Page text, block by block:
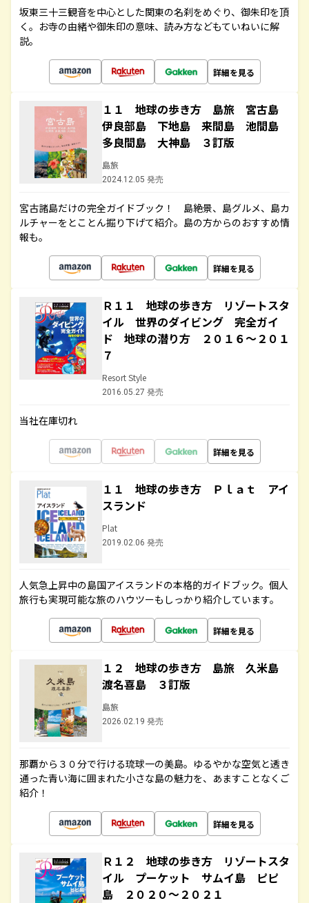
坂東三十三観音を中心とした関東の名刹をめぐり、御朱印を頂
く。お寺の由緒や御朱印の意味、読み方などもていねいに解
説。
詳細を見る
１１ 地球の歩き方 島旅 宮古島
伊良部島 下地島 来間島 池間島
多良間島 大神島 ３訂版
島旅
2024.12.05 発売
宮古諸島だけの完全ガイドブック！ 島絶景、島グルメ、島カ
ルチャーをとことん掘り下げて紹介。島の方からのおすすめ情
報も。
詳細を見る
Ｒ１１ 地球の歩き方 リゾートスタ
イル 世界のダイビング 完全ガイ
ド 地球の潜り方 ２０１６～２０１
７
Resort Style
2016.05.27 発売
当社在庫切れ
詳細を見る
１１ 地球の歩き方 Ｐｌａｔ アイ
スランド
Plat
2019.02.06 発売
人気急上昇中の島国アイスランドの本格的ガイドブック。個人
旅行も実現可能な旅のハウツーもしっかり紹介しています。
詳細を見る
１２ 地球の歩き方 島旅 久米島
渡名喜島 ３訂版
島旅
2026.02.19 発売
那覇から３０分で行ける琉球一の美島。ゆるやかな空気と透き
通った青い海に囲まれた小さな島の魅力を、あますことなくご
紹介！
詳細を見る
Ｒ１２ 地球の歩き方 リゾートスタ
イル プーケット サムイ島 ピピ
島 ２０２０～２０２１